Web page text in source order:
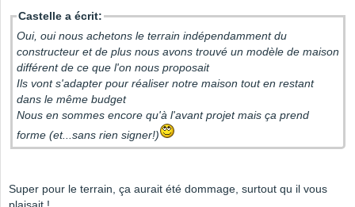
Castelle a écrit:
Oui, oui nous achetons le terrain indépendamment du
constructeur et de plus nous avons trouvé un modèle de maison
différent de ce que l'on nous proposait
Ils vont s'adapter pour réaliser notre maison tout en restant
dans le même budget
Nous en sommes encore qu'à l'avant projet mais ça prend
forme (et...sans rien signer!)
Super pour le terrain, ça aurait été dommage, surtout qu il vous